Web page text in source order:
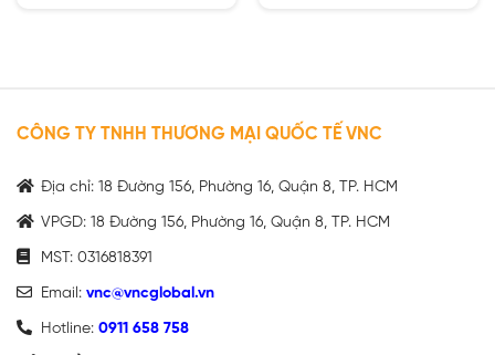
CÔNG TY TNHH THƯƠNG MẠI QUỐC TẾ VNC
Địa chỉ: 18 Đường 156, Phường 16, Quận 8, TP. HCM
VPGD: 18 Đường 156, Phường 16, Quận 8, TP. HCM
MST: 0316818391
Email: vnc@vncglobal.vn
Hotline: 0911 658 758